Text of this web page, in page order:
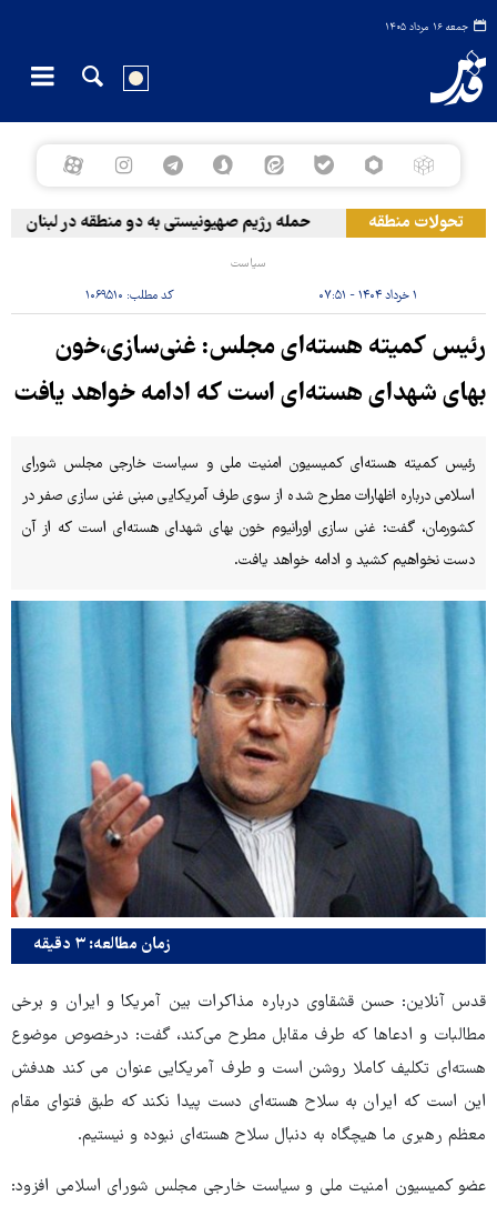
جمعه ۱۶ مرداد ۱۴۰۵
تحولات منطقه حمله رژیم صهیونیستی به دو منطقه در لبنان
سیاست
۱ خرداد ۱۴۰۴ - ۰۷:۵۱ کد مطلب: ۱۰۶۹۵۱۰
رئیس کمیته هسته‌ای مجلس: غنی‌سازی،خون
بهای شهدای هسته‌ای است که ادامه خواهد یافت
رئیس کمیته هسته‌ای کمیسیون امنیت ملی و سیاست خارجی مجلس شورای
اسلامی درباره اظهارات مطرح شده از سوی طرف آمریکایی مبنی غنی سازی صفر در
کشورمان، گفت: غنی سازی اورانیوم خون بهای شهدای هسته‌ای است که از آن
دست نخواهیم کشید و ادامه خواهد یافت.
زمان مطالعه: ۳ دقیقه
قدس آنلاین: حسن قشقاوی درباره مذاکرات بین آمریکا و ایران و برخی
مطالبات و ادعاها که طرف مقابل مطرح می‌کند، گفت: درخصوص موضوع
هسته‌ای تکلیف کاملا روشن است و طرف آمریکایی عنوان می کند هدفش
این است که ایران به سلاح هسته‌ای دست پیدا نکند که طبق فتوای مقام
معظم رهبری ما هیچگاه به دنبال سلاح هسته‌ای نبوده و نیستیم.
عضو کمیسیون امنیت ملی و سیاست خارجی مجلس شورای اسلامی افزود: